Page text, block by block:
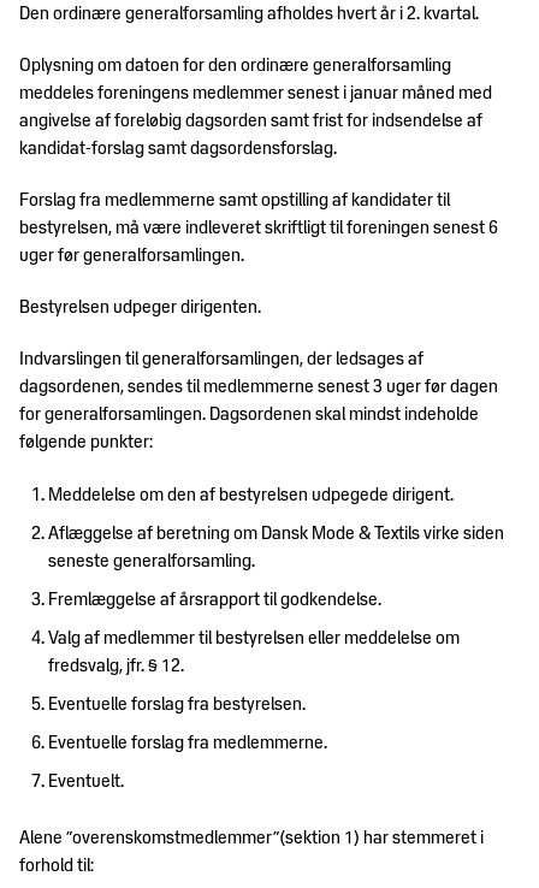
Den ordinære generalforsamling afholdes hvert år i 2. kvartal.
Oplysning om datoen for den ordinære generalforsamling
meddeles foreningens medlemmer senest i januar måned med
angivelse af foreløbig dagsorden samt frist for indsendelse af
kandidat-forslag samt dagsordensforslag.
Forslag fra medlemmerne samt opstilling af kandidater til
bestyrelsen, må være indleveret skriftligt til foreningen senest 6
uger før generalforsamlingen.
Bestyrelsen udpeger dirigenten.
Indvarslingen til generalforsamlingen, der ledsages af
dagsordenen, sendes til medlemmerne senest 3 uger før dagen
for generalforsamlingen. Dagsordenen skal mindst indeholde
følgende punkter:
Meddelelse om den af bestyrelsen udpegede dirigent.
Aflæggelse af beretning om Dansk Mode & Textils virke siden
seneste generalforsamling.
Fremlæggelse af årsrapport til godkendelse.
Valg af medlemmer til bestyrelsen eller meddelelse om
fredsvalg, jfr. § 12.
Eventuelle forslag fra bestyrelsen.
Eventuelle forslag fra medlemmerne.
Eventuelt.
Alene ”overenskomstmedlemmer”(sektion 1) har stemmeret i
forhold til: